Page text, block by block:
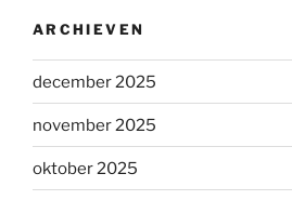
ARCHIEVEN
december 2025
november 2025
oktober 2025